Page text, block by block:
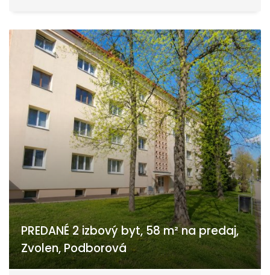
PREDANÉ 2 izbový byt, 58 m² na predaj,
Zvolen, Podborová